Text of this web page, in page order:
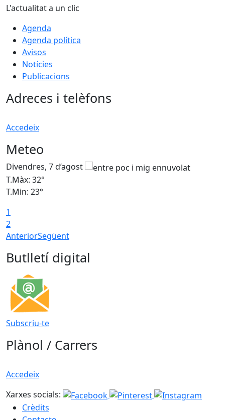
L'actualitat a un clic
Agenda
Agenda política
Avisos
Notícies
Publicacions
Adreces i telèfons
Accedeix
Meteo
Divendres, 7 d’agost
T.Màx: 32°
T.Min: 23°
1
2
AnteriorSegüent
Butlletí digital
Subscriu-te
Plànol / Carrers
Accedeix
Xarxes socials:
Crèdits